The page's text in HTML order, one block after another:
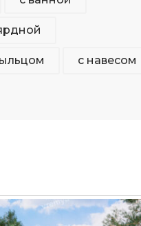
с навесом
, котельная и тамбур ,